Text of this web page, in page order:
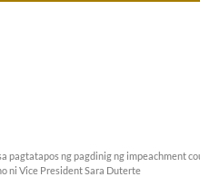
pagtatapos ng pagdinig ng impeachment
ni Vice President Sara Duterte